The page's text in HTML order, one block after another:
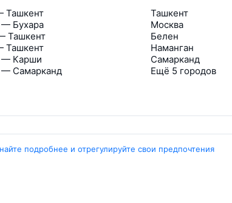
Ташкент
Бухара
Ташкент
Ташкент
— Карши
— Самарканд
Ташкент
Москва
Белен
Наманган
Самарканд
Ещё 5 городов
подробнее и отрегулируйте свои предпочтения